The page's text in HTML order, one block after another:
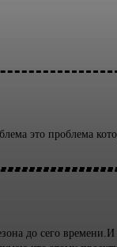
это проблема
до сего